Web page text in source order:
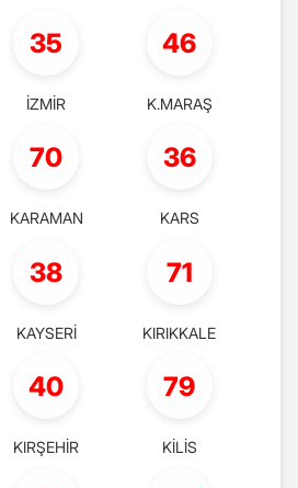
35
İZMİR
46
K.MARAŞ
70
KARAMAN
36
KARS
38
KAYSERİ
71
KIRIKKALE
40
KIRŞEHİR
79
KİLİS